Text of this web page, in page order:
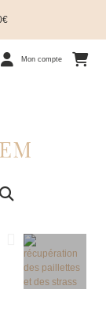
Mon compte